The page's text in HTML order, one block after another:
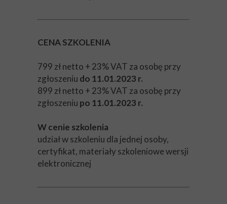
CENA SZKOLENIA
799 zł netto + 23% VAT za osobę przy
zgłoszeniu do 11.01.2023 r.
899 zł netto + 23% VAT za osobę przy
zgłoszeniu po 11.01.2023 r.
W cenie szkolenia
udział w szkoleniu dla jednej osoby,
certyfikat, materiały szkoleniowe wersji
elektronicznej